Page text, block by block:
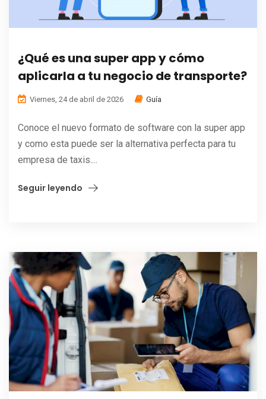
¿Qué es una super app y cómo
aplicarla a tu negocio de transporte?
Viernes, 24 de abril de 2026 Guía
Conoce el nuevo formato de software con la super app
y como esta puede ser la alternativa perfecta para tu
empresa de taxis....
Seguir leyendo